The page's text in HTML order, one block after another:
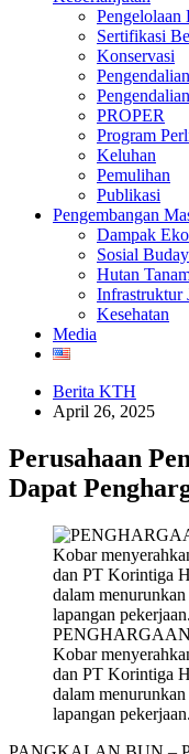
Pengelolaan
Sertifikasi
Konservasi
PROPER
Program
Keluhan
Pemulihan
Publikasi
Pengembangan
Dampak
Sosial
Hutan
Infrastruktur
Kesehatan
Media
Berita KTH
April 26, 2025
Perusahaan
Dapat
Kobar
dan PT Korintiga
dalam
lapangan pekerjaan.